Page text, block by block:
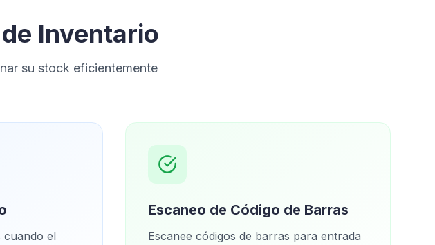
Inventario
su stock eficientemente
cuando el
Escaneo de Código de Barras
Escanee códigos de barras para entrada